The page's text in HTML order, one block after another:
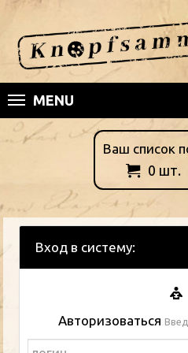
MENU
Ваш список
 0 шт.
Вход в систему:
Авторизоваться